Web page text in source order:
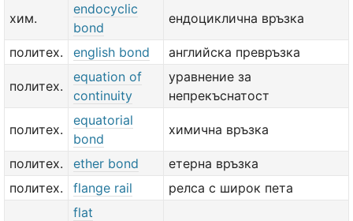
хим.
endocyclic
bond
ендоциклична връзка
политех. english bond английска превръзка
политех.
equation of
continuity
уравнение за
непрекъснатост
политех.
equatorial
bond
химична връзка
политех. ether bond
етерна връзка
политех.
flange rail релса с широк пета
flat